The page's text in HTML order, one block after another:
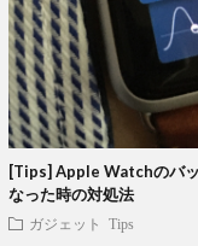
[Tips] Apple Watchのバ
なった時の対処法
ガジェット Tips